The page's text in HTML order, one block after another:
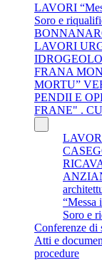
LAVORI
Soro e
LAVORI
FRANA
MORTU”
PENDII E
FRANE" .
“Messa
Soro e
Conferenze di
Atti e
procedure